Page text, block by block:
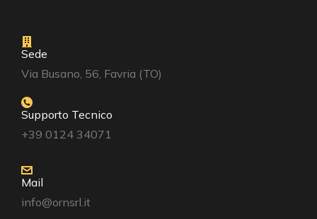
Sede
Via Busano, 56, Favria (TO)
Supporto Tecnico
+39 0124 34071
Mail
info@ornsrl.it